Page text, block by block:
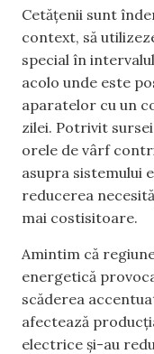
Cetățenii sunt
context, să
special în
acolo unde este
aparatelor cu un
zilei. Potrivit
orele de vârf
asupra sistemului
reducerea
mai costisitoare.
Amintim că
energetică
scăderea
afectează
electrice și-au